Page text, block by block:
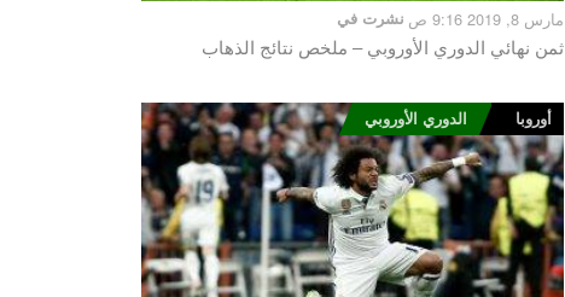
نشرت في مارس 8, 2019 9:16 ص
ثمن نهائي الدوري الأوروبي – ملخص نتائج الذهاب
أوروبا الدوري الأوروبي